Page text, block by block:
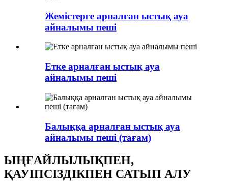
Жемістерге арналған ыстық ауа
айналымы пеші
Етке арналған ыстық ауа
айналымы пеші
Балыққа арналған ыстық ауа
айналымы пеші (тағам)
ЫҢҒАЙЛЫЛЫҚПЕН,
ҚАУІПСІЗДІКПЕН САТЫП АЛУ